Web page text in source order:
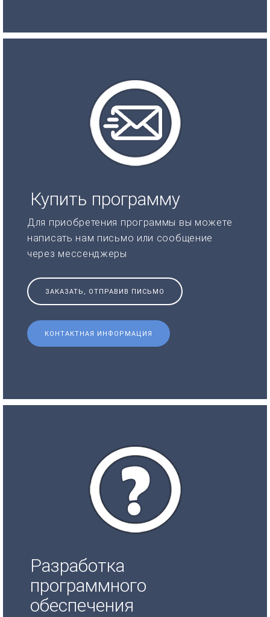
Купить программу
Для приобретения программы вы можете
написать нам письмо или сообщение
через мессенджеры
ЗАКАЗАТЬ, ОТПРАВИВ ПИСЬМО
КОНТАКТНАЯ ИНФОРМАЦИЯ
Разработка
программного
обеспечения